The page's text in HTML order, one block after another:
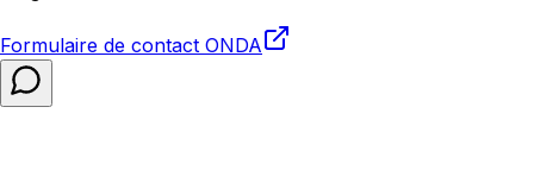
Formulaire de contact ONDA